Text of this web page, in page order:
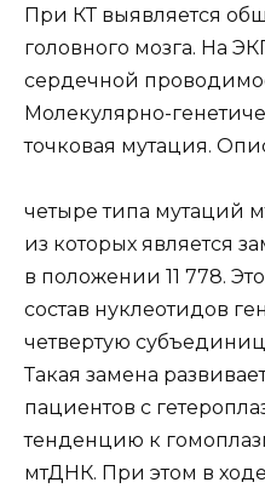
При КТ выявляется
головного мозга. На
сердечной
Молекулярно-
точковая мутация.
четыре типа мутаций
из которых является
в положении 11 778.
состав нуклеотидов
четвертую
Такая замена
пациентов с
тенденцию к
мтДНК. При этом в